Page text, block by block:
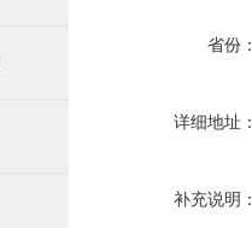
省份：
详细地址：
补充说明：